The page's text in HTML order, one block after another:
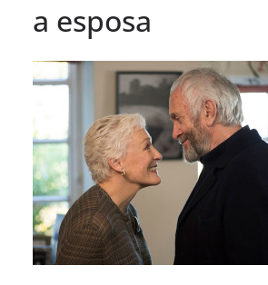
a esposa